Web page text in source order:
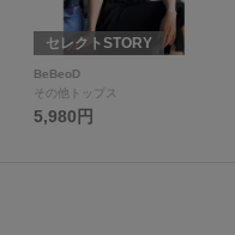
セレクトSTORY
BeBeoD
その他トップス
5,980円